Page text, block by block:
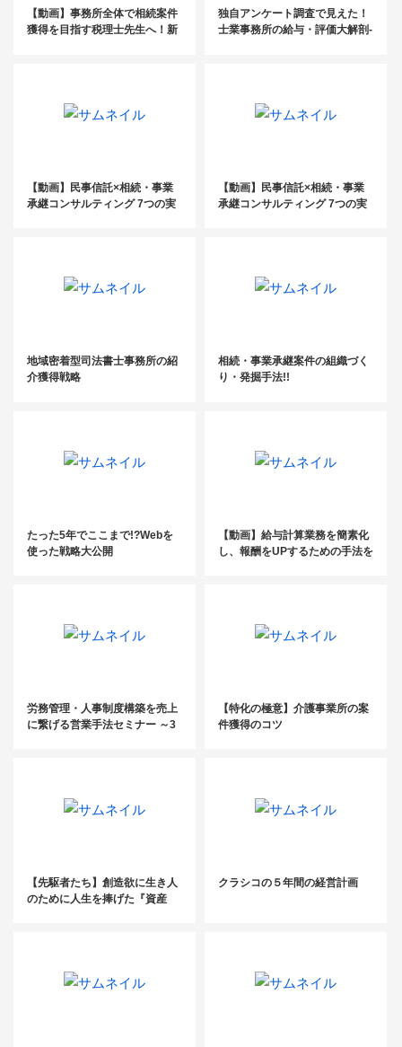
【動画】事務所全体で相続案件
獲得を目指す税理士先生へ！新
独自アンケート調査で見えた！
士業事務所の給与・評価大解剖‐
【動画】民事信託×相続・事業
承継コンサルティング 7つの実
【動画】民事信託×相続・事業
承継コンサルティング 7つの実
地域密着型司法書士事務所の紹
介獲得戦略
相続・事業承継案件の組織づく
り・発掘手法!!
たった5年でここまで!?Webを
使った戦略大公開
【動画】給与計算業務を簡素化
し、報酬をUPするための手法を
労務管理・人事制度構築を売上
に繋げる営業手法セミナー ～3
【特化の極意】介護事業所の案
件獲得のコツ
【先駆者たち】創造欲に生き人
のために人生を捧げた『資産
クラシコの５年間の経営計画